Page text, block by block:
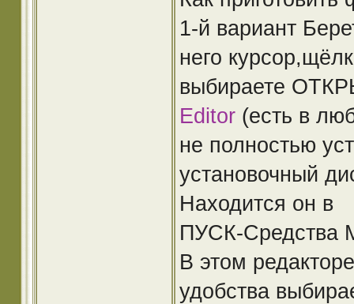
1-й вариант
него
выбираете
Editor (есть в
не полностью
установочный
Находится он в
ПУСК-Средства
В этом
удобства